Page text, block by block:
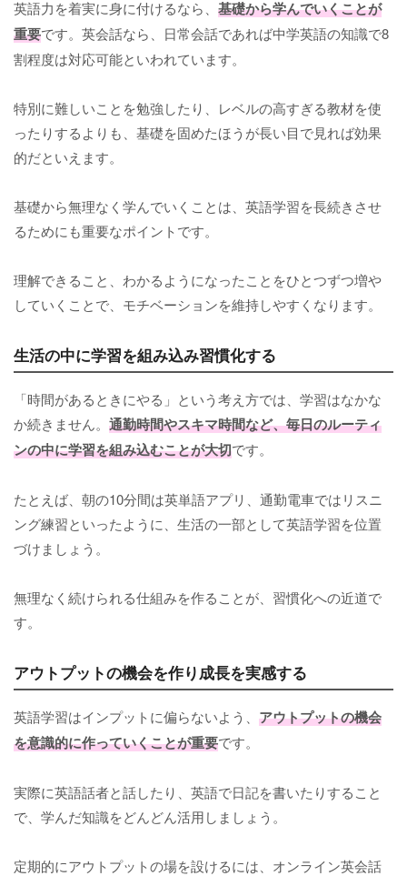
英語力を着実に身に付けるなら、 基礎から学んでいくことが
重要です。英会話なら、日常会話であれば中学英語の知識で8
割程度は対応可能といわれています。
特別に難しいことを勉強したり、レベルの高すぎる教材を使
ったりするよりも、基礎を固めたほうが長い目で見れば効果
的だといえます。
基礎から無理なく学んでいくことは、英語学習を長続きさせ
るためにも重要なポイントです。
理解できること、わかるようになったことをひとつずつ増や
していくことで、モチベーションを維持しやすくなります。
生活の中に学習を組み込み習慣化する
「時間があるときにやる」という考え方では、学習はなかな
か続きません。 通勤時間やスキマ時間など、毎日のルーティ
ンの中に学習を組み込むことが大切です。
たとえば、朝の10分間は英単語アプリ、通勤電車ではリスニ
ング練習といったように、生活の一部として英語学習を位置
づけましょう。
無理なく続けられる仕組みを作ることが、習慣化への近道で
す。
アウトプットの機会を作り成長を実感する
英語学習はインプットに偏らないよう、 アウトプットの機会
を意識的に作っていくことが重要です。
実際に英語話者と話したり、英語で日記を書いたりすること
で、学んだ知識をどんどん活用しましょう。
定期的にアウトプットの場を設けるには、オンライン英会話